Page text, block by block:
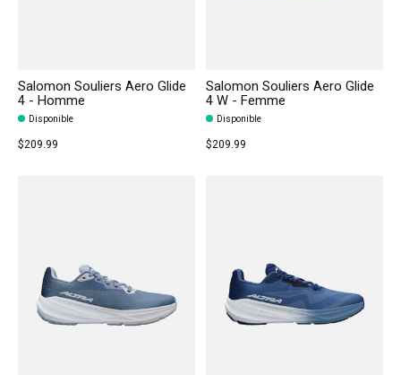
Salomon Souliers Aero Glide
4 - Homme
Disponible
$209.99
Salomon Souliers Aero Glide
4 W - Femme
Disponible
$209.99